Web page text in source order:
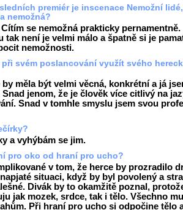
premiér je inscenace Nemožní
nemožná?
se nemožná prakticky pernamentně.
tak není je velmi málo a špatně si je
nemožnosti.
svém poslancování využít svého
by měla být velmi věcná, konkrétní a já
jenom, že je člověk více citlivý na
Snad v tomhle smyslu jsem svou
a vyhýbám se jim.
pro oko od hraní pro ucho?
v tom, že herce by prozradilo
situaci, když by byl povolený a
Divák by to okamžitě poznal,
jak mozek, srdce, tak i tělo. Všechno
Při hraní pro ucho si odpočine tělo